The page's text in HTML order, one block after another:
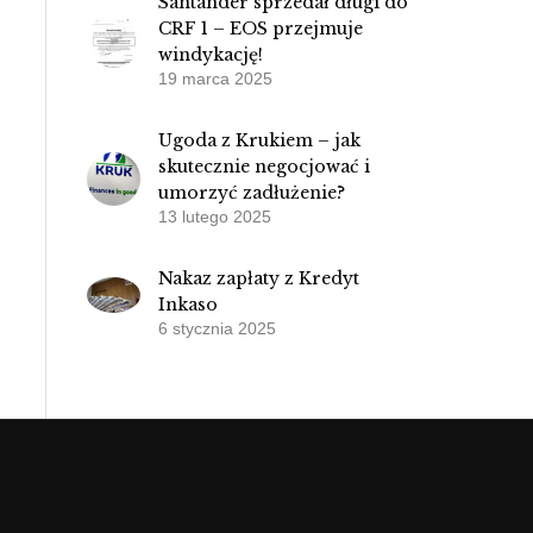
CRF 1 – EOS przejmuje
windykację!
19 marca 2025
Ugoda z Krukiem – jak
skutecznie negocjować i
umorzyć zadłużenie?
13 lutego 2025
Nakaz zapłaty z Kredyt
Inkaso
6 stycznia 2025